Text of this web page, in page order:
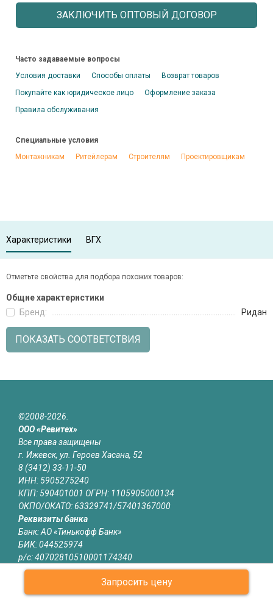
Запросить цену
ЗАКЛЮЧИТЬ ОПТОВЫЙ ДОГОВОР
Часто задаваемые вопросы
Условия доставки
Способы оплаты
Возврат товаров
Покупайте как юридическое лицо
Оформление заказа
Правила обслуживания
Специальные условия
Монтажникам
Ритейлерам Строителям Проектировщикам
Характеристики ВГХ
Отметьте свойства для подбора похожих товаров:
Общие характеристики
Бренд:
Ридан
ПОКАЗАТЬ СООТВЕТСТВИЯ
©2008-2026.
ООО «Ревитех»
Все права защищены
г. Ижевск, ул. Героев Хасана, 52
8 (3412) 33-11-50
ИНН: 5905275240
КПП: 590401001 ОГРН: 1105905000134
ОКПО/ОКАТО: 63329741/57401367000
Реквизиты банка
Банк: АО «Тинькофф Банк»
БИК: 044525974
р/с: 40702810510001174340
к/с: 30101810145250000974
Юридическая информация
Информация на сайте izhevsk.revitech.ru не является публичной